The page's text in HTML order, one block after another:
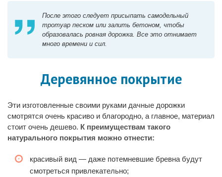
После этого следует присыпать самодельный
тротуар песком или залить бетоном, чтобы
образовалась ровная дорожка. Все это отнимает
много времени и сил.
Деревянное покрытие
Эти изготовленные своими руками дачные дорожки
смотрятся очень красиво и благородно, а главное, материал
стоит очень дешево. К преимуществам такого
натурального покрытия можно отнести:
красивый вид — даже потемневшие бревна будут
смотреться привлекательно;